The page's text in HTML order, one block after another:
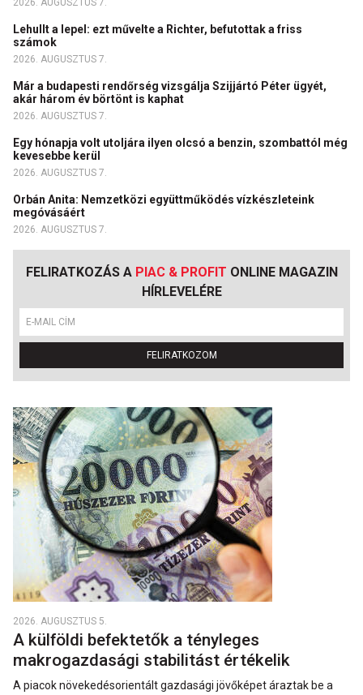
2026. AUGUSZTUS 7.
Lehullt a lepel: ezt művelte a Richter, befutottak a friss
számok
2026. AUGUSZTUS 7.
Már a budapesti rendőrség vizsgálja Szijjártó Péter ügyét,
akár három év börtönt is kaphat
2026. AUGUSZTUS 7.
Egy hónapja volt utoljára ilyen olcsó a benzin, szombattól még
kevesebbe kerül
2026. AUGUSZTUS 7.
Orbán Anita: Nemzetközi együttműködés vízkészleteink
megóvásáért
2026. AUGUSZTUS 7.
FELIRATKOZÁS A PIAC & PROFIT ONLINE MAGAZIN
HÍRLEVELÉRE
FELIRATKOZOM
2026. AUGUSZTUS 5.
A külföldi befektetők a tényleges
makrogazdasági stabilitást értékelik
A piacok növekedésorientált gazdasági jövőképet áraztak be a